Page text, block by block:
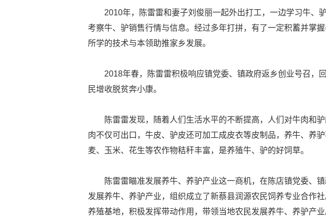
2010年，陈雷雷和妻子刘俊丽一起外出打工，一边学习牛、
考察牛、驴销售行情与信息。经过多年打拼，有了一定积蓄并掌
所学的技术与本领助推家乡发展。
2018年春，陈雷雷积极响应镇党委、镇政府返乡创业号召，
民增收脱贫奔小康。
陈雷雷发现，随着人们生活水平的不断提高，人们对牛肉和
肉不仅可出口，牛皮、驴皮还可加工成皮衣等皮制品，养牛、养
麦、玉米、花生等农作物秸秆丰富，是养殖牛、驴的好饲草。
陈雷雷瞄准发展养牛、养驴产业这一商机，在陈店镇党委、
发展养牛、养驴产业，组织成立了新蔡县润源农民饲养专业合作
养殖基地，积极发挥带动作用，带领当地农民发展养牛、养驴产